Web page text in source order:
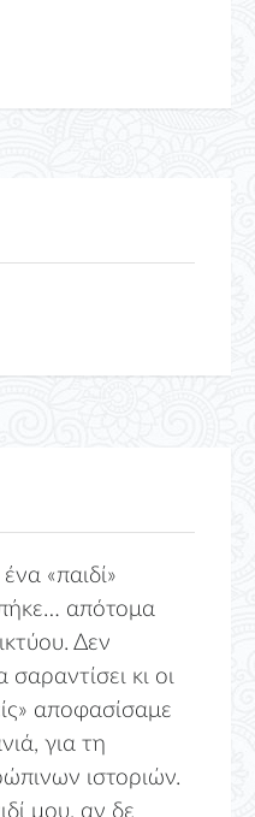
«παιδί»
απότομα
Δεν
κι οι
αποφασίσαμε
για τη
ιστοριών.
μου, αν δε